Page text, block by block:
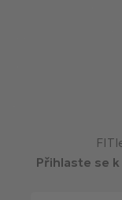
Přihlaste se